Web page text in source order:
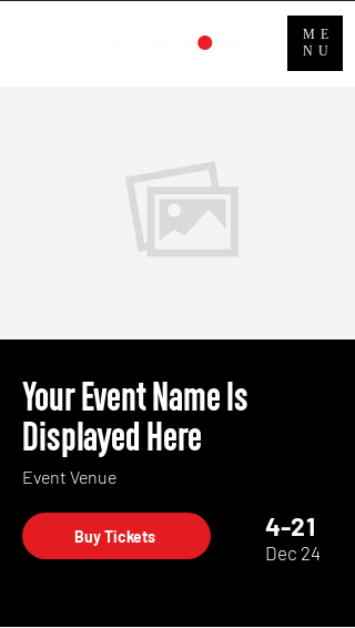
ME
NU
Your Event Name Is
Displayed Here
Event Venue
Buy Tickets 4-21
Dec 24